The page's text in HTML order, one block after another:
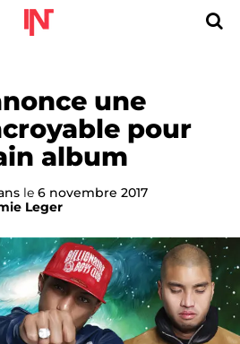
une
pour
album
le 6 novembre 2017
Leger